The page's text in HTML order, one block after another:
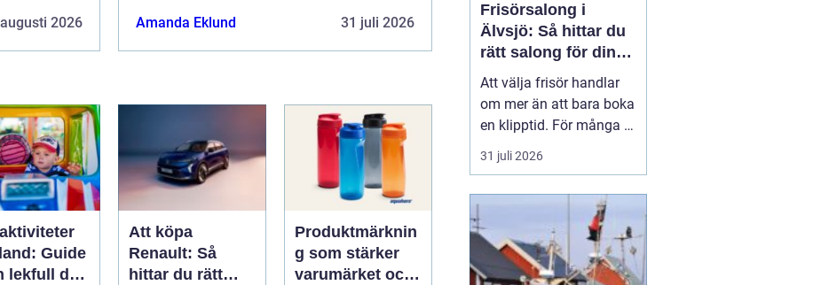
2026 Amanda Eklund 31 juli 2026
Guide
lekfull dag
Att köpa
Renault: Så
hittar du rätt
Produktmärknin
g som stärker
varumärket och
Frisörsalong i
Älvsjö: Så hittar du
rätt salong för din
stil och vardag
Att välja frisör handlar
om mer än att bara boka
en klipptid. För många är
frisörbesöket en paus i
vardagen, en chans att
känna sig mer som sig
själv. I Älvsjö fi...
31 juli 2026